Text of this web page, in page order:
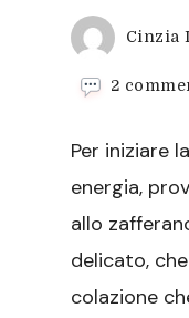
Cinzia
2
Per iniziare
energia,
allo
delicato,
colazione